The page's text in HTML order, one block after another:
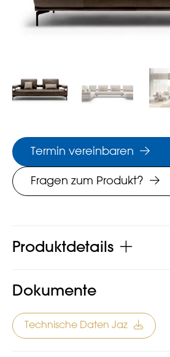
Termin vereinbaren
Fragen zum Produkt?
Produktdetails
Dokumente
Technische Daten Jaz